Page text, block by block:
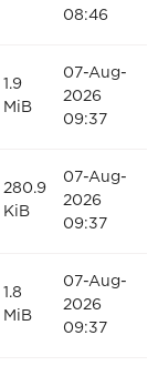
08:46
1.9
MiB
07-Aug-
2026
09:37
280.9
KiB
07-Aug-
2026
09:37
1.8
MiB
07-Aug-
2026
09:37